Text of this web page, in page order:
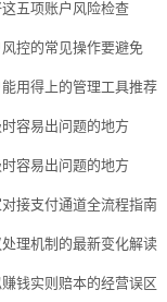
五项账户风险检查
控的常见操作要避免
用得上的管理工具推荐
容易出问题的地方
容易出问题的地方
接支付通道全流程指南
理机制的最新变化解读
钱实则赔本的经营误区